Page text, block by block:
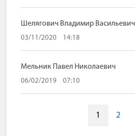
Шелягович Владимир Васильевич
03/11/2020 14:18
Мельник Павел Николаевич
06/02/2019 07:10
1 2